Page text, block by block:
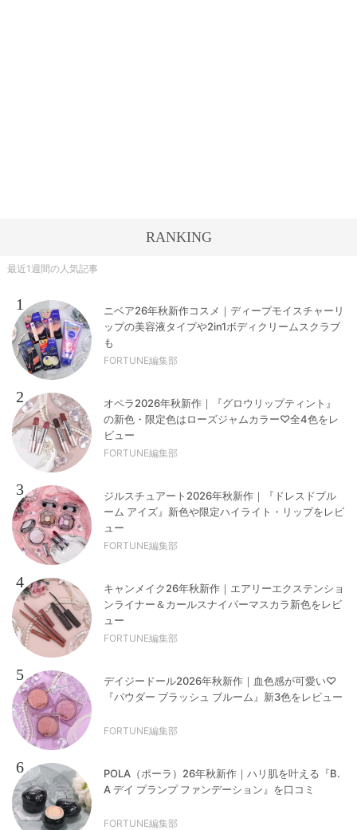
RANKING
最近1週間の人気記事
1
ニベア26年秋新作コスメ｜ディープモイスチャーリ
ップの美容液タイプや2in1ボディクリームスクラブ
も
FORTUNE編集部
2
オペラ2026年秋新作｜『グロウリップティント』
の新色・限定色はローズジャムカラー♡全4色をレ
ビュー
FORTUNE編集部
3
ジルスチュアート2026年秋新作｜『ドレスドブル
ーム アイズ』新色や限定ハイライト・リップをレビ
ュー
FORTUNE編集部
4
キャンメイク26年秋新作｜エアリーエクステンショ
ンライナー＆カールスナイパーマスカラ新色をレビ
ュー
FORTUNE編集部
5
デイジードール2026年秋新作｜血色感が可愛い♡
『パウダー ブラッシュ ブルーム』新3色をレビュー
FORTUNE編集部
6
POLA（ポーラ）26年秋新作｜ハリ肌を叶える『B.
A デイ プランプ ファンデーション』を口コミ
FORTUNE編集部